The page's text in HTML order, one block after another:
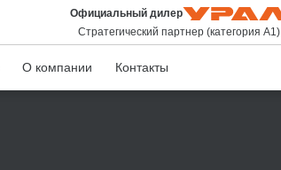
Официальный дилер
Стратегический партнер (категория А1)
О компании Контакты